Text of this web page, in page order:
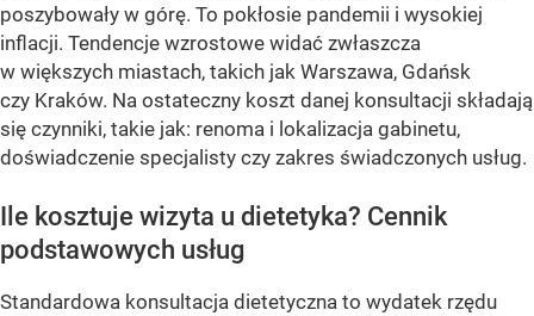
poszybowały w górę. To pokłosie pandemii i wysokiej
inflacji. Tendencje wzrostowe widać zwłaszcza
w większych miastach, takich jak Warszawa, Gdańsk
czy Kraków. Na ostateczny koszt danej konsultacji składają
się czynniki, takie jak: renoma i lokalizacja gabinetu,
doświadczenie specjalisty czy zakres świadczonych usług.
Ile kosztuje wizyta u dietetyka? Cennik
podstawowych usług
Standardowa konsultacja dietetyczna to wydatek rzędu